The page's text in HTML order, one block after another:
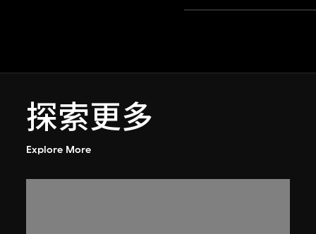
探索更多
Explore More